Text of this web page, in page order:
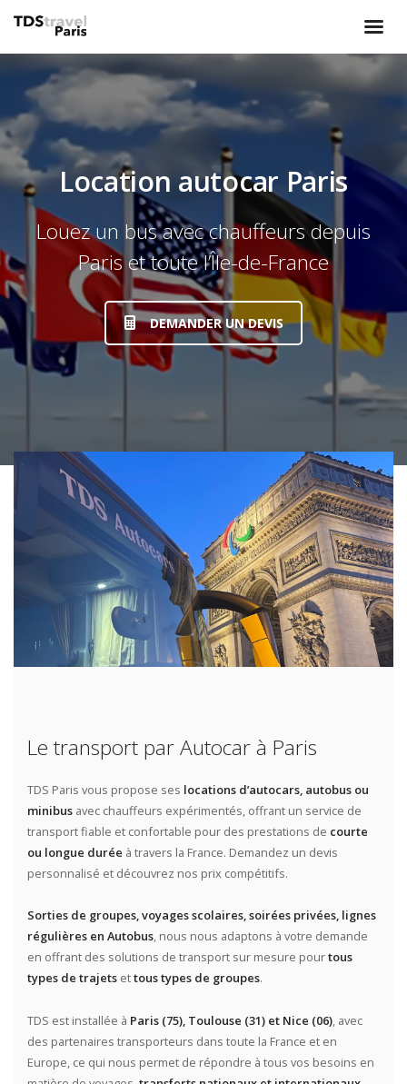
Location autocar Paris
Louez un bus avec chauffeurs depuis
Paris et toute l’Île-de-France
DEMANDER UN DEVIS
Le transport par Autocar à Paris
TDS Paris vous propose ses locations d’autocars, autobus ou
minibus avec chauffeurs expérimentés, offrant un service de
transport fiable et confortable pour des prestations de courte
ou longue durée à travers la France. Demandez un devis
personnalisé et découvrez nos prix compétitifs.
Sorties de groupes, voyages scolaires, soirées privées, lignes
régulières en Autobus, nous nous adaptons à votre demande
en offrant des solutions de transport sur mesure pourtous
types de trajets ettous types de groupes.
TDS est installée à Paris (75), Toulouse (31) et Nice (06), avec
des partenaires transporteurs dans toute la France et en
Europe, ce qui nous permet de répondre à tous vos besoins en